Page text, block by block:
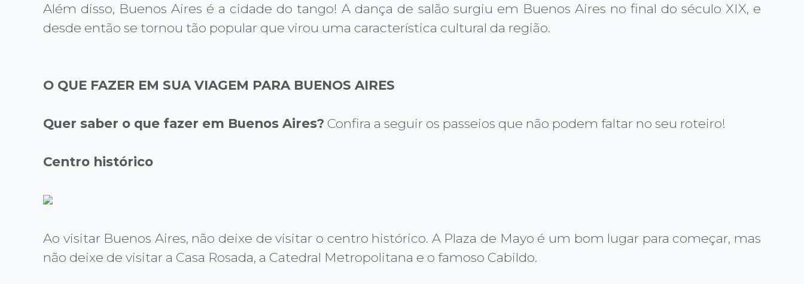
Além disso, Buenos Aires é a cidade do tango! A dança de salão surgiu em Buenos Aires no final do século XIX, e
desde então se tornou tão popular que virou uma característica cultural da região.
O QUE FAZER EM SUA VIAGEM PARA BUENOS AIRES
Quer saber o que fazer em Buenos Aires? Confira a seguir os passeios que não podem faltar no seu roteiro!
Centro histórico
Ao visitar Buenos Aires, não deixe de visitar o centro histórico. A Plaza de Mayo é um bom lugar para começar, mas
não deixe de visitar a Casa Rosada, a Catedral Metropolitana e o famoso Cabildo.